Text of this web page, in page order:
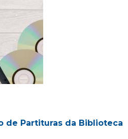
de Partituras da Biblioteca